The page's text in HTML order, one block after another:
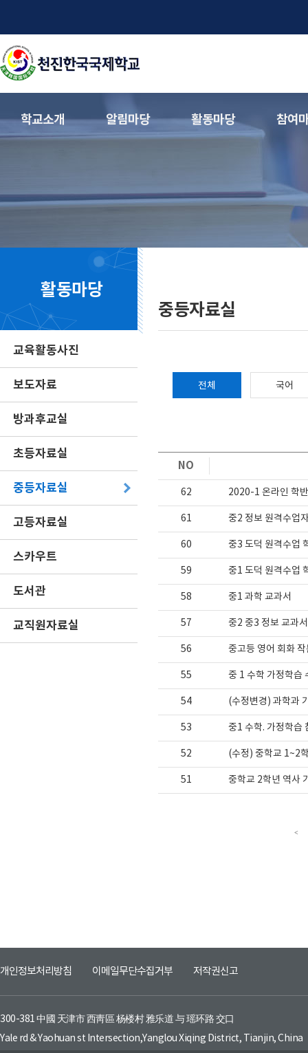
학교소개 알림마당 활동마당 참여
활동마당
교육활동사진
보도자료
방과후교실
초등자료실
중등자료실
고등자료실
스카우트
도서관
교직원자료실
중등자료실
전체 국어
NO
62 2020-1 온라인 학
61 중2 정보 원격수업
60 중3 도덕 원격수업
59 중1 도덕 원격수업
58 중1 과학 교과서
57 중2 중3 정보 교과
56 중고등 영어 회화
55 중 1 수학 가정학습
54 (수정변경) 과학과
53 중1 수학. 가정학습
52 (수정) 중학교 1~2
51 중학교 2학년 역사
<
개인정보처리방침 이메일무단수집거부 저작권신고
300-381 中國 天津市 西靑區 杨楼村 雅乐道 与 瑶环路 交口
Yale rd & Yaohuan st Intersection,Yanglou Xiqing District, Tianjin, China